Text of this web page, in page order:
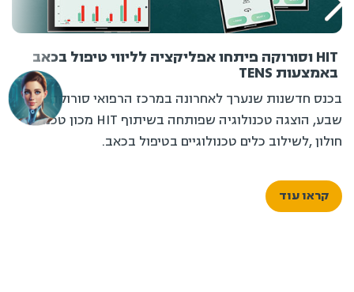
HIT וסורוקה פיתחו אפליקציה לליווי טיפול בכאב
באמצעות TENS
בכנס חדשנות שנערך לאחרונה במרכז הרפואי סורוקה בבאר
שבע, הוצגה טכנולוגיה שפותחה בשיתוף HIT מכון טכנולוגי
חולון ,לשילוב כלים טכנולוגיים בטיפול בכאב.
קראו עוד